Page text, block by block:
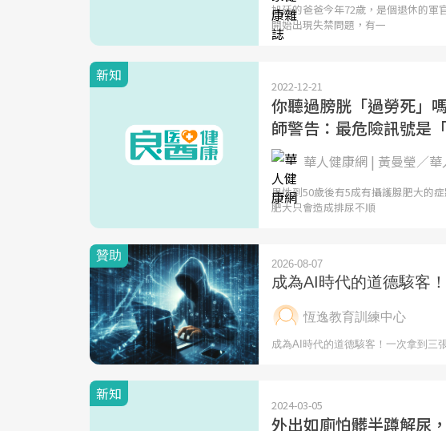
旭廷的爸爸今年72歲，是個退休的軍
開始出現失禁問題，有一
新知
2022-12-21
你聽過膀胱「過勞死」
師警告：最危險訊號是「
華人健康網 | 黃曼瑩／
男性到50歲後有5成有攝護腺肥大的
肥大只會造成排尿不順
新知
2024-03-05
外出如廁怕髒半蹲解尿